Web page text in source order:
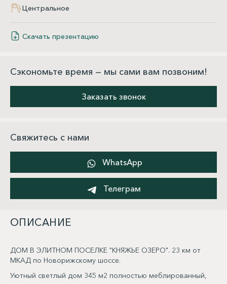
Центральное
Скачать презентацию
Сэкономьте время — мы сами вам позвоним!
Заказать звонок
Свяжитесь с нами
WhatsApp
Телеграм
ОПИСАНИЕ
ДОМ В ЭЛИТНОМ ПОСЕЛКЕ "КНЯЖЬЕ ОЗЕРО". 23 км от
МКАД по Новорижскому шоссе.
Уютный светлый дом 345 м2 полностью меблированный,